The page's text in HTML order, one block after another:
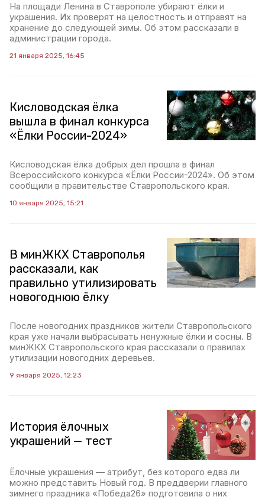
На площади Ленина в Ставрополе убирают ёлки и
украшения. Их проверят на целостность и отправят на
хранение до следующей зимы. Об этом рассказали в
администрации города.
21 января 2025, 16:45
Кисловодская ёлка
вышла в финал конкурса
«Ёлки России-2024»
Кисловодская ёлка добрых дел прошла в финал
Всероссийского конкурса «Ёлки России-2024». Об этом
сообщили в правительстве Ставропольского края.
10 января 2025, 15:21
В минЖКХ Ставрополья
рассказали, как
правильно утилизировать
новогоднюю ёлку
После новогодних праздников жители Ставропольского
края уже начали выбрасывать ненужные ёлки и сосны. В
минЖКХ Ставропольского края рассказали о правилах
утилизации новогодних деревьев.
9 января 2025, 12:23
История ёлочных
украшений — тест
Ёлочные украшения — атрибут, без которого едва ли
можно представить Новый год. В преддверии главного
зимнего праздника «Победа26» подготовила о них